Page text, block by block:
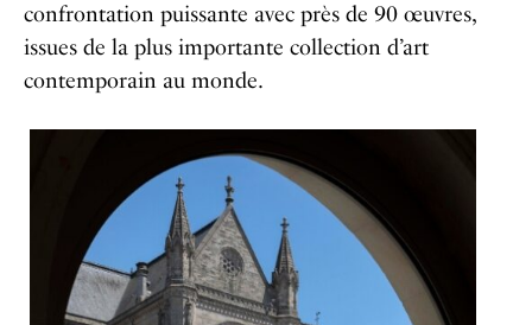
confrontation puissante avec près de 90 œuvres,
issues de la plus importante collection d’art
contemporain au monde.